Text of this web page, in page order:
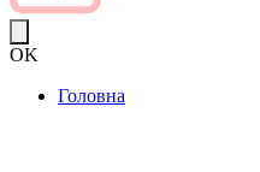
OK
Головна